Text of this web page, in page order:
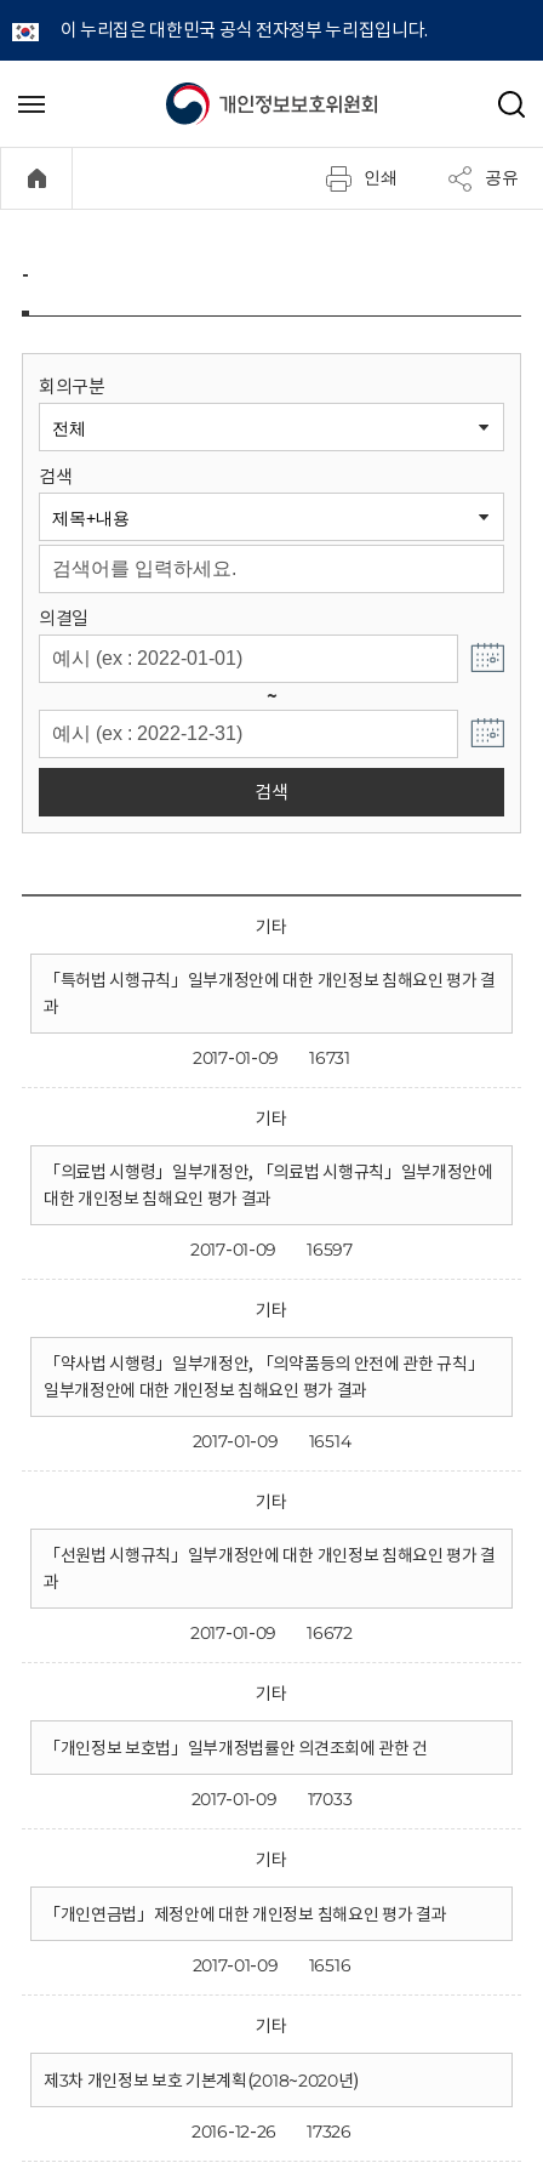
이 누리집은 대한민국 공식 전자정부 누리집입니다.
개
정
보
원
회
메
기
검
인쇄 공유
-
회의구분
검색
의결일
~
검색
기타
「특허법 시행규칙」일부개정안에 대한 개인정보 침해요인 평가 결
과
2017-01-09 16731
기타
「의료법 시행령」일부개정안, 「의료법 시행규칙」일부개정안에
대한 개인정보 침해요인 평가 결과
2017-01-09 16597
기타
「약사법 시행령」일부개정안, 「의약품등의 안전에 관한 규칙」
일부개정안에 대한 개인정보 침해요인 평가 결과
2017-01-09 16514
기타
「선원법 시행규칙」일부개정안에 대한 개인정보 침해요인 평가 결
과
2017-01-09 16672
기타
「개인정보 보호법」일부개정법률안 의견조회에 관한 건
2017-01-09 17033
기타
「개인연금법」제정안에 대한 개인정보 침해요인 평가 결과
2017-01-09 16516
기타
제3차 개인정보 보호 기본계획(2018~2020년)
2016-12-26 17326